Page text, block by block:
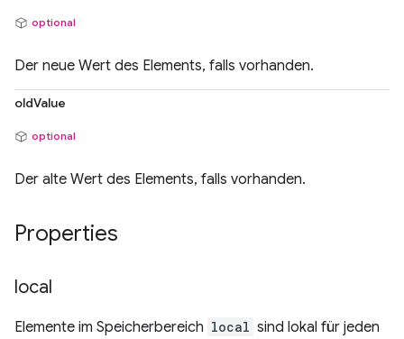
optional
Der neue Wert des Elements, falls vorhanden.
oldValue
optional
Der alte Wert des Elements, falls vorhanden.
Properties
local
Elemente im Speicherbereich local sind lokal für jeden